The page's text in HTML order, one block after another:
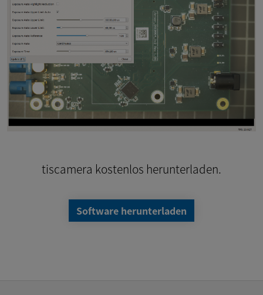
tiscamera kostenlos herunterladen.
Software herunterladen